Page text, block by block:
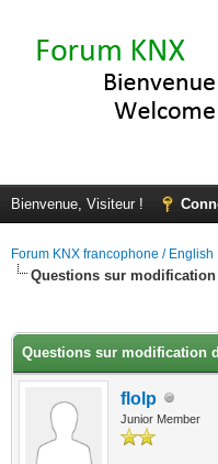
Bienvenue, Visiteur !
Forum KNX francophone / English
Questions sur modification
Questions sur modification
flolp
Junior Member